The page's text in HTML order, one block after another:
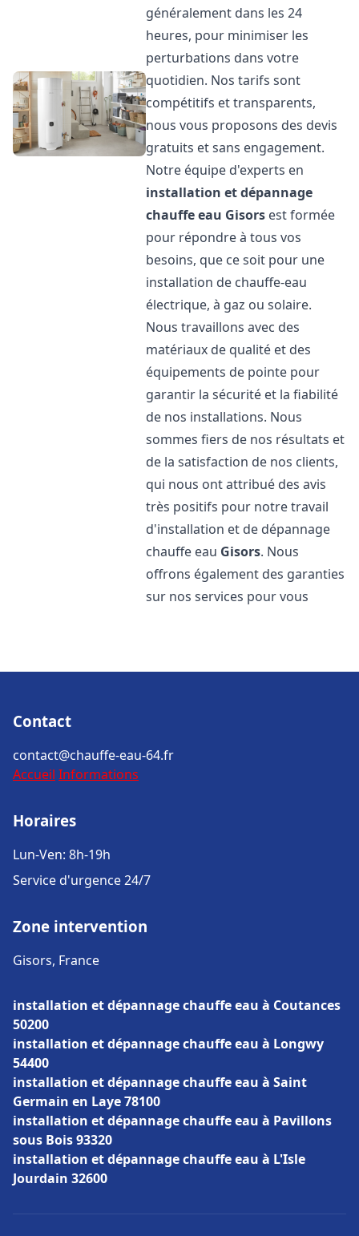
généralement dans les 24
heures, pour minimiser les
perturbations dans votre
quotidien. Nos tarifs sont
compétitifs et transparents,
nous vous proposons des devis
gratuits et sans engagement.
Notre équipe d'experts en
installation et dépannage
chauffe eau Gisors est formée
pour répondre à tous vos
besoins, que ce soit pour une
installation de chauffe-eau
électrique, à gaz ou solaire.
Nous travaillons avec des
matériaux de qualité et des
équipements de pointe pour
garantir la sécurité et la fiabilité
de nos installations. Nous
sommes fiers de nos résultats et
de la satisfaction de nos clients,
qui nous ont attribué des avis
très positifs pour notre travail
d'installation et de dépannage
chauffe eau Gisors. Nous
offrons également des garanties
sur nos services pour vous
Contact
contact@chauffe-eau-64.fr
Accueil Informations
Horaires
Lun-Ven: 8h-19h
Service d'urgence 24/7
Zone intervention
Gisors, France
installation et dépannage chauffe eau à Coutances
50200
installation et dépannage chauffe eau à Longwy
54400
installation et dépannage chauffe eau à Saint
Germain en Laye 78100
installation et dépannage chauffe eau à Pavillons
sous Bois 93320
installation et dépannage chauffe eau à L'Isle
Jourdain 32600